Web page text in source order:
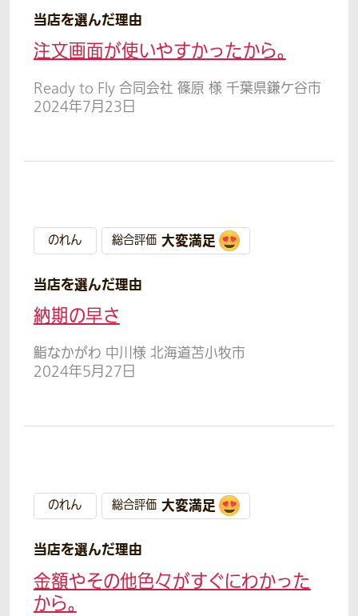
当店を選んだ理由
注文画面が使いやすかったから。
Ready to Fly 合同会社 篠原 様 千葉県鎌ケ谷市
2024年7月23日
のれん 総合評価 大変満足
当店を選んだ理由
納期の早さ
鮨なかがわ 中川様 北海道苫小牧市
2024年5月27日
のれん 総合評価 大変満足
当店を選んだ理由
金額やその他色々がすぐにわかった
から。